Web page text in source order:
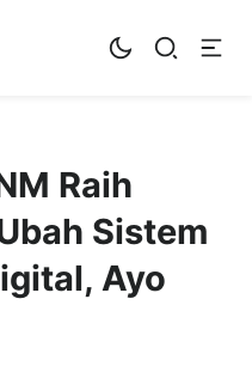
Raih
Sistem
Ayo